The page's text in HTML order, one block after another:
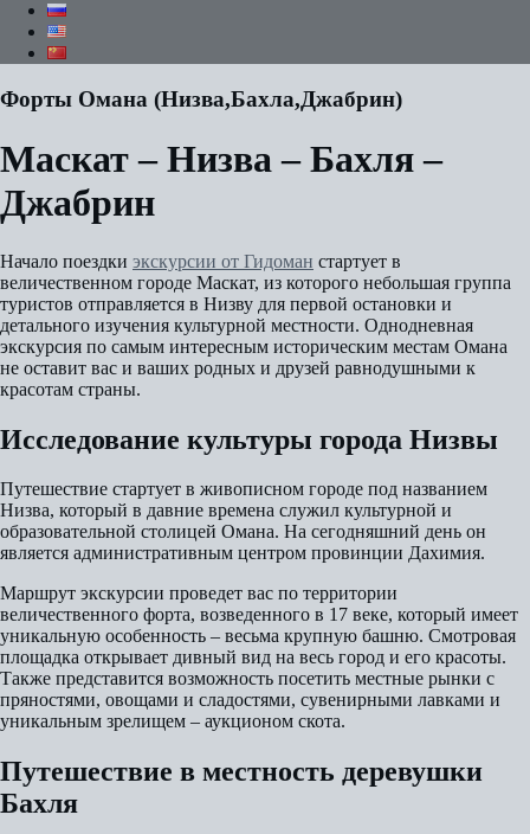
Форты Омана (Низва,Бахла,Джабрин)
Маскат – Низва – Бахля –
Джабрин
Начало поездки экскурсии от Гидоман стартует в
величественном городе Маскат, из которого небольшая группа
туристов отправляется в Низву для первой остановки и
детального изучения культурной местности. Однодневная
экскурсия по самым интересным историческим местам Омана
не оставит вас и ваших родных и друзей равнодушными к
красотам страны.
Исследование культуры города Низвы
Путешествие стартует в живописном городе под названием
Низва, который в давние времена служил культурной и
образовательной столицей Омана. На сегодняшний день он
является административным центром провинции Дахимия.
Маршрут экскурсии проведет вас по территории
величественного форта, возведенного в 17 веке, который имеет
уникальную особенность – весьма крупную башню. Смотровая
площадка открывает дивный вид на весь город и его красоты.
Также представится возможность посетить местные рынки с
пряностями, овощами и сладостями, сувенирными лавками и
уникальным зрелищем – аукционом скота.
Путешествие в местность деревушки
Бахля